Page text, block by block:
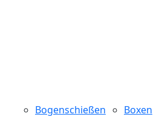
Bogenschießen Boxen